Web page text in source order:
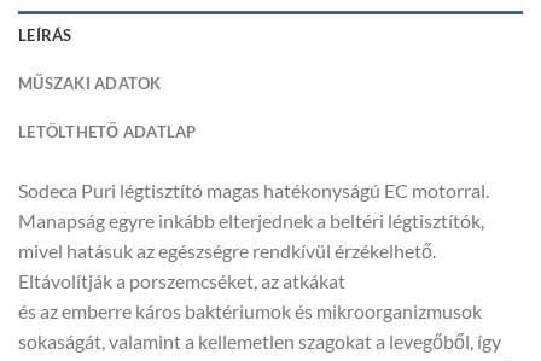
LEÍRÁS
MŰSZAKI ADATOK
LETÖLTHETŐ ADATLAP
Sodeca Puri légtisztító magas hatékonyságú EC motorral.
Manapság egyre inkább elterjednek a beltéri légtisztítók,
mivel hatásuk az egészségre rendkívül érzékelhető.
Eltávolítják a porszemcséket, az atkákat
és az emberre káros baktériumok és mikroorganizmusok
sokaságát, valamint a kellemetlen szagokat a levegőből, így